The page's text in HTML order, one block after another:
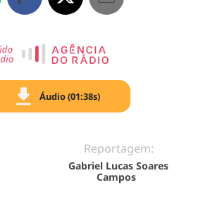
Áudio (01:38s)
Reportagem:
Gabriel Lucas Soares
Campos